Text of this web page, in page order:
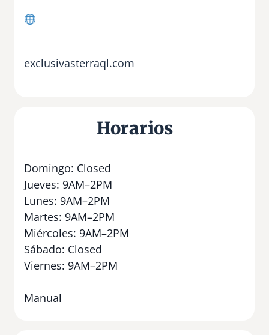
exclusivasterraql.com
Horarios
Domingo: Closed
Jueves: 9AM–2PM
Lunes: 9AM–2PM
Martes: 9AM–2PM
Miércoles: 9AM–2PM
Sábado: Closed
Viernes: 9AM–2PM
Manual